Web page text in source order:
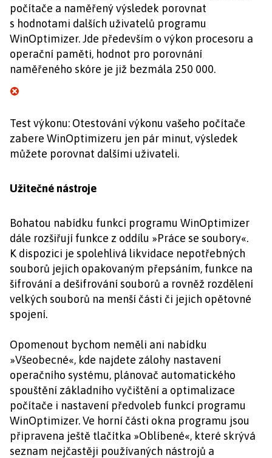
počítače a naměřený výsledek porovnat
s hodnotami dalších uživatelů programu
WinOptimizer. Jde především o výkon procesoru a
operační paměti, hodnot pro porovnání
naměřeného skóre je již bezmála 250 000.
Test výkonu: Otestování výkonu vašeho počítače
zabere WinOptimizeru jen pár minut, výsledek
můžete porovnat dalšími uživateli.
Užitečné nástroje
Bohatou nabídku funkcí programu WinOptimizer
dále rozšiřují funkce z oddílu »Práce se soubory«.
K dispozici je spolehlivá likvidace nepotřebných
souborů jejich opakovaným přepsáním, funkce na
šifrování a dešifrování souborů a rovněž rozdělení
velkých souborů na menší části či jejich opětovné
spojení.
Opomenout bychom neměli ani nabídku
»Všeobecné«, kde najdete zálohy nastavení
operačního systému, plánovač automatického
spouštění základního vyčištění a optimalizace
počítače i nastavení předvoleb funkcí programu
WinOptimizer. Ve horní části okna programu jsou
připravena ještě tlačítka »Oblíbené«, které skrývá
seznam nejčastěji používaných nástrojů a